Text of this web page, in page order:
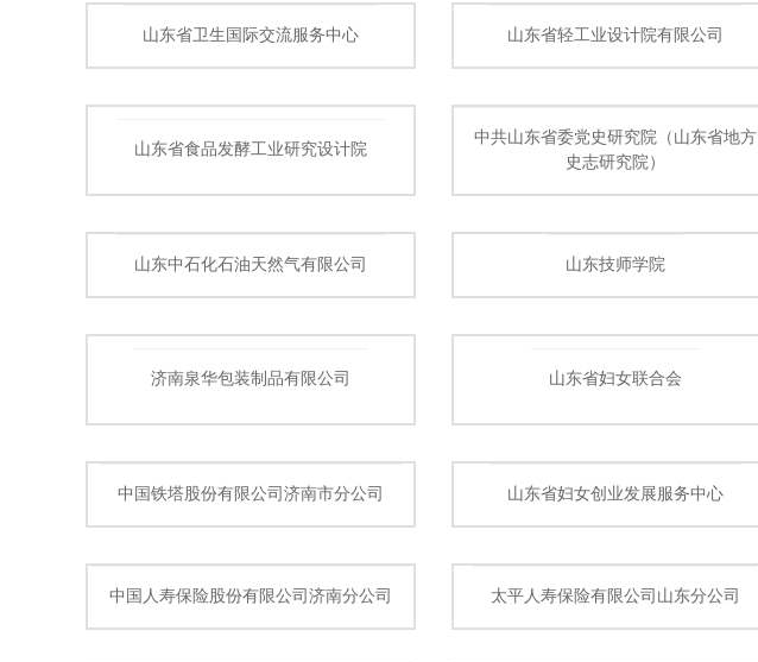
山东省卫生国际交流服务中心 山东省轻工业设计院有限公司
山东省食品发酵工业研究设计院
中共山东省委党史研究院（山东省地方
史志研究院）
山东中石化石油天然气有限公司 山东技师学院
济南泉华包装制品有限公司 山东省妇女联合会
中国铁塔股份有限公司济南市分公司 山东省妇女创业发展服务中心
中国人寿保险股份有限公司济南分公司 太平人寿保险有限公司山东分公司